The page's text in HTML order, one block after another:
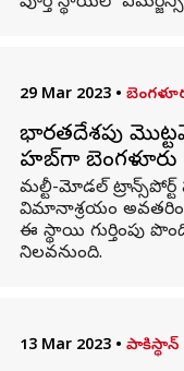
29 Mar 2023 •
భారతదేశపు
హబ్‌గా
మల్టీ-మోడల్
విమానాశ్రయం
ఈ స్థాయి గుర్తింపు
నిలవనుంది.
13 Mar 2023 • పాకిస్థాన్